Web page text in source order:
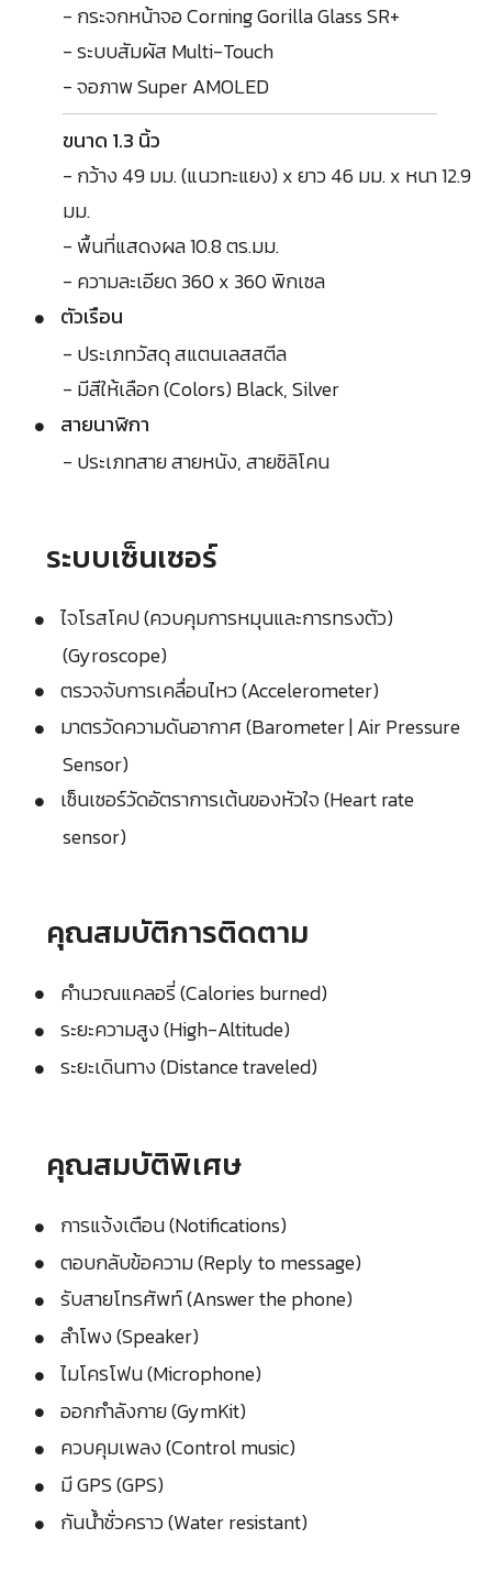
- กระจกหน้าจอ Corning Gorilla Glass SR+
- ระบบสัมผัส Multi-Touch
- จอภาพ Super AMOLED
ขนาด 1.3 นิ้ว
- กว้าง 49 มม. (แนวทะแยง) x ยาว 46 มม. x หนา 12.9
มม.
- พื้นที่แสดงผล 10.8 ตร.มม.
- ความละเอียด 360 x 360 พิกเซล
ตัวเรือน
- ประเภทวัสดุ สแตนเลสสตีล
- มีสีให้เลือก (Colors) Black, Silver
สายนาฬิกา
- ประเภทสาย สายหนัง, สายซิลิโคน
ระบบเซ็นเซอร์
ไจโรสโคป (ควบคุมการหมุนและการทรงตัว)
(Gyroscope)
ตรวจจับการเคลื่อนไหว (Accelerometer)
มาตรวัดความดันอากาศ (Barometer | Air Pressure
Sensor)
เซ็นเซอร์วัดอัตราการเต้นของหัวใจ (Heart rate
sensor)
คุณสมบัติการติดตาม
คำนวณแคลอรี่ (Calories burned)
ระยะความสูง (High-Altitude)
ระยะเดินทาง (Distance traveled)
คุณสมบัติพิเศษ
การแจ้งเตือน (Notifications)
ตอบกลับข้อความ (Reply to message)
รับสายโทรศัพท์ (Answer the phone)
ลำโพง (Speaker)
ไมโครโฟน (Microphone)
ออกกำลังกาย (GymKit)
ควบคุมเพลง (Control music)
มี GPS (GPS)
กันน้ำชั่วคราว (Water resistant)